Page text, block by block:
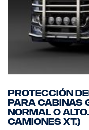
Protección
para cabinas
normal o
camiones XT.)